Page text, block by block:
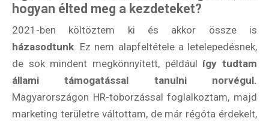
hogyan élted meg a kezdeteket?
2021-ben költöztem ki és akkor össze is
házasodtunk . Ez nem alapfeltétele a letelepedésnek,
de sok mindent megkönnyített, például így tudtam
állami támogatással tanulni norvégul.
Magyarországon HR-toborzással foglalkoztam, majd
marketing területre váltottam, de már régóta érdekelt,